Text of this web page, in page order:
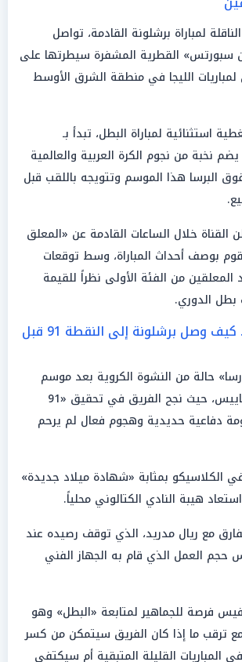
لمباراة برشلونة القادمة، تواصل
سبورتس» القطرية المشفرة سيطرتها على
الليجا في منطقة الشرق الأوسط
استثنائية لمباراة البطل، تبدأ بـ
نخبة من نجوم الكرة العربية والعالمية
البرسا هذا الموسم وتتويجه باللقب قبل
القناة خلال الساعات القادمة عن «المعلق
بوصف أحداث المباراة، وسط توقعات
المعلقين من الفئة الأولى نظراً للقيمة
بطل الدوري.
«أرقام قياسية».. كيف وصل برشلونة إلى النقطة 91 قبل
حالة من النشوة الكروية بعد موسم
استثنائي بكل المقاييس، حيث نجح الفريق في تحقيق «91
دفاعية حديدية وهجوم فعال لم يرحم
في الكلاسيكو بمثابة «شهادة ميلاد جديدة»
هيبة النادي الكتالوني محلياً.
مع ريال مدريد، الذي توقف رصيده عند
حجم العمل الذي قام به الجهاز الفني
فرصة للجماهير لمتابعة «البطل» وهو
ترقب ما إذا كان الفريق سيتمكن من كسر
100 نقطة في المباريات القليلة المتبقية أم سيكتفي